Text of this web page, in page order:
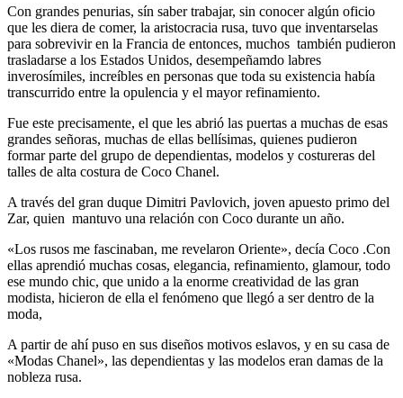
Con grandes penurias, sín saber trabajar, sin conocer algún oficio
que les diera de comer, la aristocracia rusa, tuvo que inventarselas
para sobrevivir en la Francia de entonces, muchos también pudieron
trasladarse a los Estados Unidos, desempeñamdo labres
inverosímiles, increíbles en personas que toda su existencia había
transcurrido entre la opulencia y el mayor refinamiento.
Fue este precisamente, el que les abrió las puertas a muchas de esas
grandes señoras, muchas de ellas bellísimas, quienes pudieron
formar parte del grupo de dependientas, modelos y costureras del
talles de alta costura de Coco Chanel.
A través del gran duque Dimitri Pavlovich, joven apuesto primo del
Zar, quien mantuvo una relación con Coco durante un año.
«Los rusos me fascinaban, me revelaron Oriente», decía Coco .Con
ellas aprendió muchas cosas, elegancia, refinamiento, glamour, todo
ese mundo chic, que unido a la enorme creatividad de las gran
modista, hicieron de ella el fenómeno que llegó a ser dentro de la
moda,
A partir de ahí puso en sus diseños motivos eslavos, y en su casa de
«Modas Chanel», las dependientas y las modelos eran damas de la
nobleza rusa.